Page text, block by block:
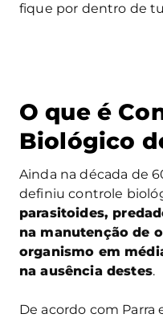
fique por dentro de
O que é
Biológico
Ainda na década de
definiu controle
parasitoides,
na manutenção de
organismo em
na ausência destes.
De acordo com Parra